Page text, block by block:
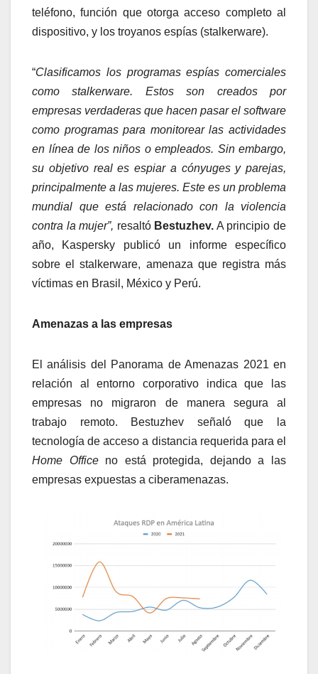
teléfono, función que otorga acceso completo al
dispositivo, y los troyanos espías (stalkerware).
“Clasificamos los programas espías comerciales
como stalkerware. Estos son creados por
empresas verdaderas que hacen pasar el software
como programas para monitorear las actividades
en línea de los niños o empleados. Sin embargo,
su objetivo real es espiar a cónyuges y parejas,
principalmente a las mujeres. Este es un problema
mundial que está relacionado con la violencia
contra la mujer”, resaltó Bestuzhev. A principio de
año, Kaspersky publicó un informe específico
sobre el stalkerware, amenaza que registra más
víctimas en Brasil, México y Perú.
Amenazas a las empresas
El análisis del Panorama de Amenazas 2021 en
relación al entorno corporativo indica que las
empresas no migraron de manera segura al
trabajo remoto. Bestuzhev señaló que la
tecnología de acceso a distancia requerida para el
Home Officeno está protegida, dejando a las
empresas expuestas a ciberamenazas.